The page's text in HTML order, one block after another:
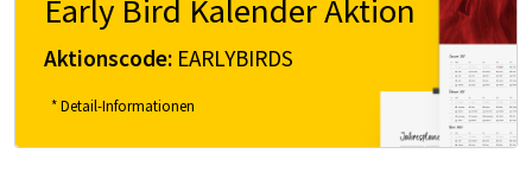
Early Bird Kalender Aktion
Aktionscode: EARLYBIRDS
* Detail-Informationen